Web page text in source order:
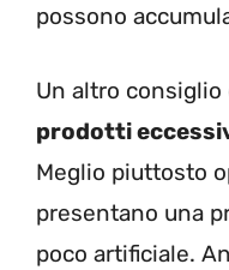
possono
Un altro consiglio
prodotti
Meglio piuttosto
presentano una
poco artificiale.